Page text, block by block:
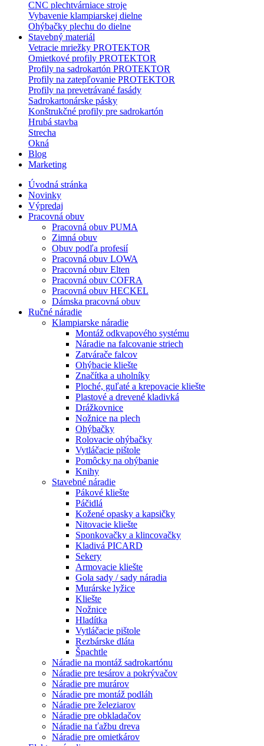
CNC plechtvárniace stroje
Vybavenie klampiarskej dielne
Ohýbačky plechu do dielne
Stavebný materiál
Vetracie mriežky PROTEKTOR
Omietkové profily PROTEKTOR
Profily na sadrokartón PROTEKTOR
Profily na zatepľovanie PROTEKTOR
Profily na prevetrávané fasády
Sadrokartonárske pásky
Konštrukčné profily pre sadrokartón
Hrubá stavba
Strecha
Okná
Blog
Marketing
Úvodná stránka
Novinky
Výpredaj
Pracovná obuv
Pracovná obuv PUMA
Zimná obuv
Obuv podľa profesií
Pracovná obuv LOWA
Pracovná obuv Elten
Pracovná obuv COFRA
Pracovná obuv HECKEL
Dámska pracovná obuv
Ručné náradie
Klampiarske náradie
Montáž odkvapového systému
Náradie na falcovanie striech
Zatvárače falcov
Ohýbacie kliešte
Značítka a uholníky
Ploché, guľaté a krepovacie kliešte
Plastové a drevené kladivká
Drážkovnice
Nožnice na plech
Ohýbačky
Rolovacie ohýbačky
Vytláčacie pištole
Pomôcky na ohýbanie
Knihy
Stavebné náradie
Pákové kliešte
Páčidlá
Kožené opasky a kapsičky
Nitovacie kliešte
Sponkovačky a klincovačky
Kladivá PICARD
Sekery
Armovacie kliešte
Gola sady / sady náradia
Murárske lyžice
Kliešte
Nožnice
Hladítka
Vytláčacie pištole
Rezbárske dláta
Špachtle
Náradie na montáž sadrokartónu
Náradie pre tesárov a pokrývačov
Náradie pre murárov
Náradie pre montáž podláh
Náradie pre železiarov
Náradie pre obkladačov
Náradie na ťažbu dreva
Náradie pre omietkárov